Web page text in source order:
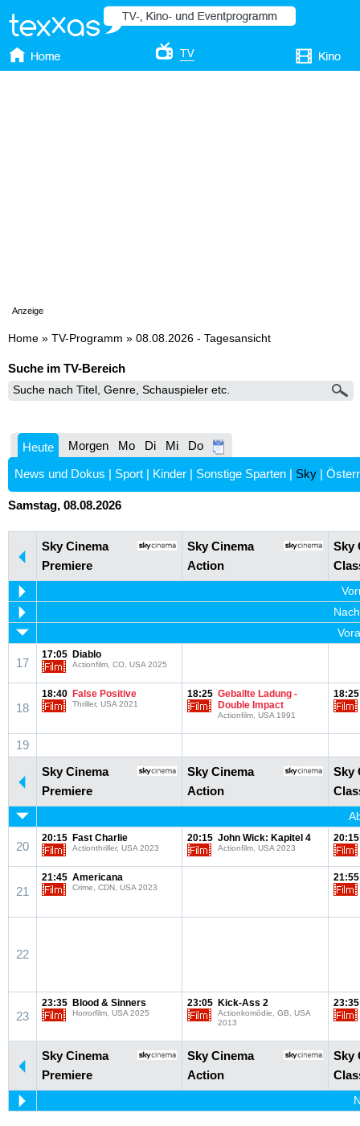
Anzeige
Home » TV-Programm » 08.08.2026 - Tagesansicht
Suche im TV-Bereich
Heute Morgen Mo Di Mi Do
News und Dokus | Sport | Kinder | Sonstige Sparten | Sky |
Samstag, 08.08.2026
Sky Cinema
Premiere
Sky Cinema
Action
Sky
17
17:05 Diablo
Actionfilm, CO, USA 2025
18
18:40 False Positive
Thriller, USA 2021
18:25 Geballte Ladung -
Double Impact
Actionfilm, USA 1991
18:25
19
Sky Cinema
Premiere
Sky Cinema
Action
Sky
20
20:15 Fast Charlie
Actionthriller, USA 2023
20:15 John Wick: Kapitel 4
Actionfilm, USA 2023
20:15
21
21:45 Americana
Crime, CDN, USA 2023
21:55
22
23
23:35 Blood & Sinners
Horrorfilm, USA 2025
23:05 Kick-Ass 2
Actionkomödie, GB, USA
2013
23:35
Sky Cinema
Premiere
Sky Cinema
Action
Sky